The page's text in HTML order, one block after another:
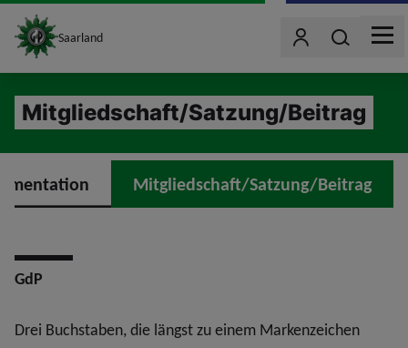
site_logo
Saarland BenutzerWonach
MENU
Mitgliedschaft/Satzung/Beitrag
Mitgliedschaft/Satzung/Beitrag
GdP
Drei Buchstaben, die längst zu einem Markenzeichen